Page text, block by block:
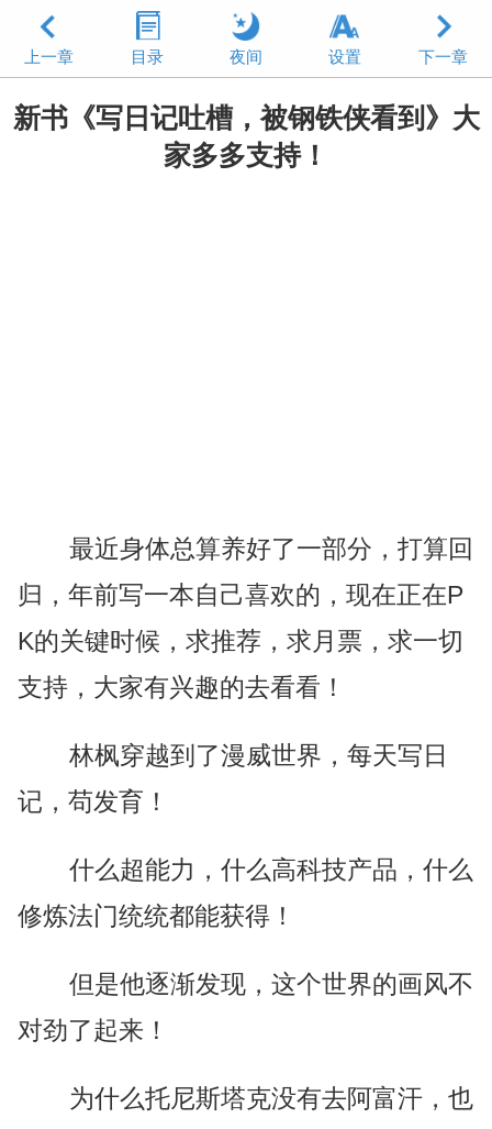
上一章 目录 夜间 设置 下一章
新书《写日记吐槽，被钢铁侠看到》大
家多多支持！
最近身体总算养好了一部分，打算回
归，年前写一本自己喜欢的，现在正在P
K的关键时候，求推荐，求月票，求一切
支持，大家有兴趣的去看看！
林枫穿越到了漫威世界，每天写日
记，苟发育！
什么超能力，什么高科技产品，什么
修炼法门统统都能获得！
但是他逐渐发现，这个世界的画风不
对劲了起来！
为什么托尼斯塔克没有去阿富汗，也